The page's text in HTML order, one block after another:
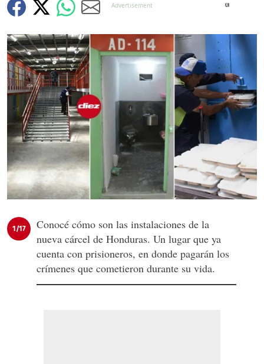
1/17
Conocé cómo son las instalaciones de la
nueva cárcel de Honduras. Un lugar que ya
cuenta con prisioneros, en donde pagarán los
crímenes que cometieron durante su vida.
X